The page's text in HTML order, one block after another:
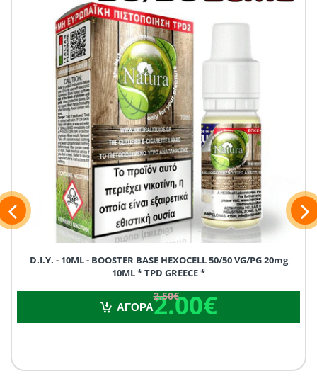
D.I.Y. - 10ML - BOOSTER BASE HEXOCELL 50/50 VG/PG 20mg
10ML * TPD GREECE *
2.00€
2.50€
ΑΓΟΡΑ2.00€
2.50€